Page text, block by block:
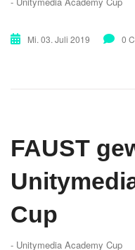
Mi. 03. Juli 2019 0
FAUST
Cup
- Unitymedia Academy Cup